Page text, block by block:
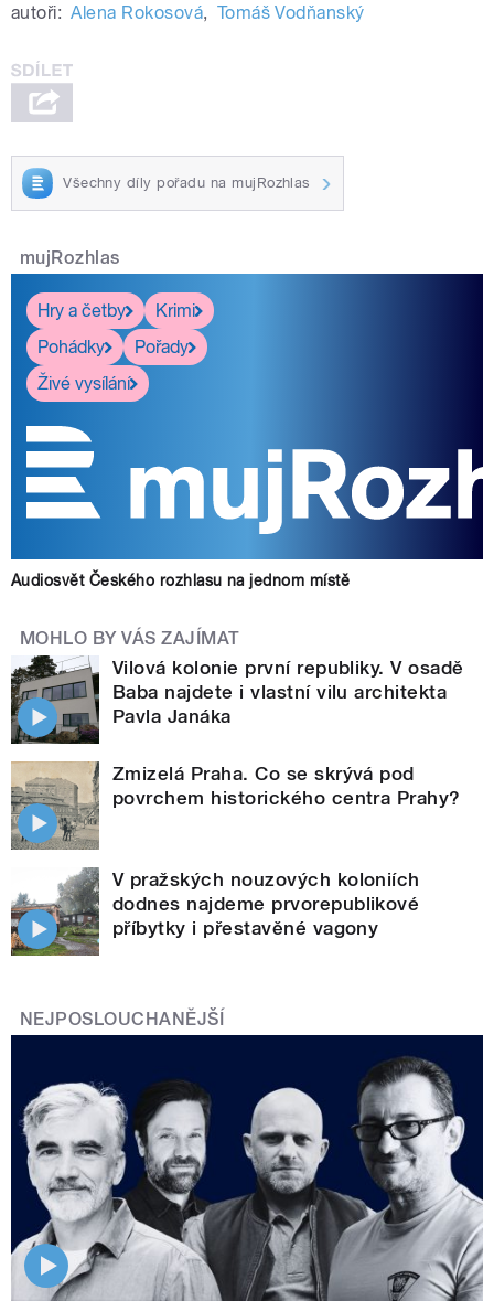
autoři: Alena Rokosová, Tomáš Vodňanský
Všechny díly pořadu na mujRozhlas
mujRozhlas
Hry a četby
Krimi
Pohádky
Pořady
Živé vysílání
Audiosvět Českého rozhlasu na jednom místě
MOHLO BY VÁS ZAJÍMAT
Vilová kolonie první republiky. V osadě
Baba najdete i vlastní vilu architekta
Pavla Janáka
Zmizelá Praha. Co se skrývá pod
povrchem historického centra Prahy?
V pražských nouzových koloniích
dodnes najdeme prvorepublikové
příbytky i přestavěné vagony
NEJPOSLOUCHANĚJŠÍ